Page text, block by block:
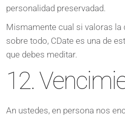
personalidad preservadad.
Mismamente cual si valoras la
sobre todo, CDate es una de
que debes meditar.
12.
An ustedes, en persona nos